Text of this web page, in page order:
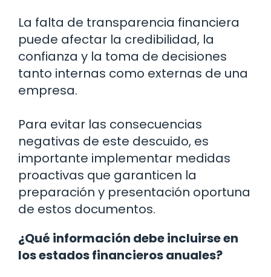
La falta de transparencia financiera
puede afectar la credibilidad, la
confianza y la toma de decisiones
tanto internas como externas de una
empresa.
Para evitar las consecuencias
negativas de este descuido, es
importante implementar medidas
proactivas que garanticen la
preparación y presentación oportuna
de estos documentos.
¿Qué información debe incluirse en
los estados financieros anuales?